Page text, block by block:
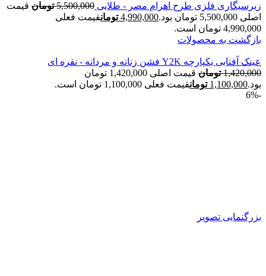
زیرسیگاری فلزی طرح اهرام مصر - طلایی 5,500,000 تومان قیمت
اصلی 5,500,000 تومان بود.
4,990,000 تومانقیمت فعلی
4,990,000 تومان است.
بازگشت به محصولات
عینک آفتابی یکپارچه Y2K فشن زنانه و مردانه - نقره ای
1,420,000 تومان
قیمت اصلی 1,420,000 تومان
بود.1,100,000 تومانقیمت فعلی 1,100,000 تومان است.
-6%
بزرگنمایی تصویر